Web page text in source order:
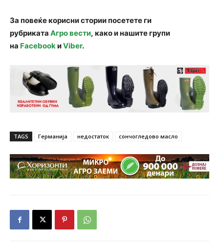
За повеќе корисни стории посетете ги
рубриката Агро вести, како и нашите групи
на FacebookиViber.
TAGS Германија недостаток сончогледово масло